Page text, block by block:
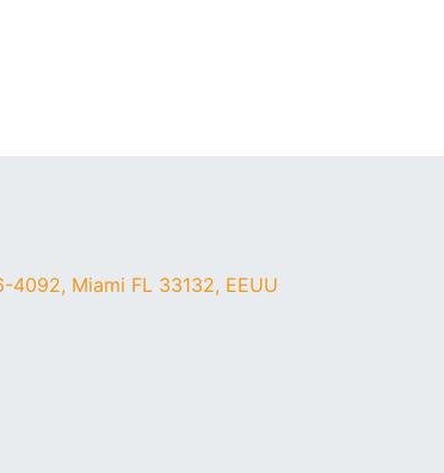
4092, Miami FL 33132, EEUU